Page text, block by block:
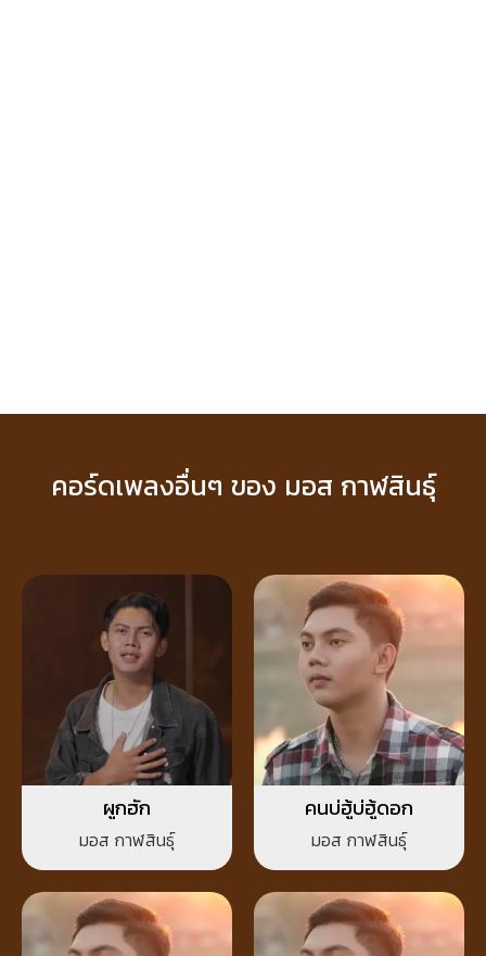
คอร์ดเพลงอื่นๆ ของ มอส กาฬสินธุ์
ผูกฮัก
มอส กาฬสินธุ์
คนบ่ฮู้บ่ฮู้ดอก
มอส กาฬสินธุ์